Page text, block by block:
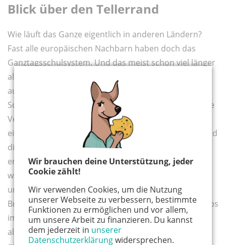
Wir brauchen deine Unterstützung, jeder
Cookie zählt!
Wir verwenden Cookies, um die Nutzung
unserer Webseite zu verbessern, bestimmte
Funktionen zu ermöglichen und vor allem,
um unsere Arbeit zu finanzieren. Du kannst
dem jederzeit in unserer
Datenschutzerklärungwidersprechen.
Blick über den Tellerrand
Wie läuft das Ganze eigentlich in anderen Ländern?
Fast alle europäischen Nachbarn haben doch das
Ganztagsschulsystem. Und das meist schon viel länger
als wir. Eben. Aber die Qualität des Schulessens ist
auch dort eher schlecht, wie die Studie „Eating at
School - an European Study" von 2003 herausfand. Die
Verpflegung wird selten als systematischer Beitrag zu
einer gesundheitsförderlichen Ernährung gesehen und
die unterschiedlichsten Programme zur Prävention
ernährungsbedingter Erkrankungen der Länder
werden im Rahmen der Schulverpflegung nur
unzureichend umgesetzt, heißt es in der Erklärung.
Brutzeln in Englands Schulküchen etwa nur Fish’n Chips
im heißen Fett? Im Gegenteil. Nachdem es
alarmierende Zahlen von übergewichtigen Kindern